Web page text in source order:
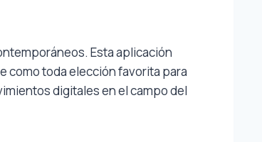
Esta aplicación
como toda elección favorita para
digitales en el campo del